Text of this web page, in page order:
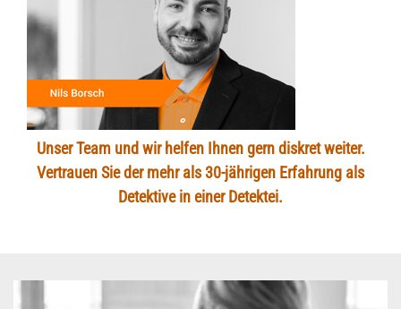
Unser Team und wir helfen Ihnen gern diskret weiter.
Vertrauen Sie der mehr als 30-jährigen Erfahrung als
Detektive in einer Detektei.